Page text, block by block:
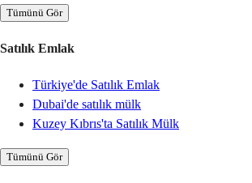
Tümünü Gör
Satılık Emlak
Türkiye'de Satılık Emlak
Dubai'de satılık mülk
Kuzey Kıbrıs'ta Satılık Mülk
Tümünü Gör